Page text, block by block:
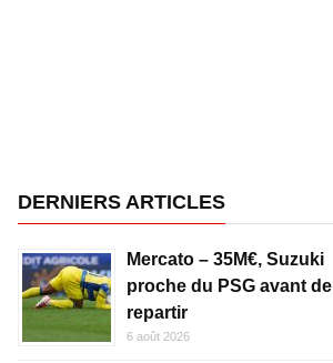
DERNIERS ARTICLES
Mercato – 35M€, Suzuki
proche du PSG avant de
repartir
6 août 2026